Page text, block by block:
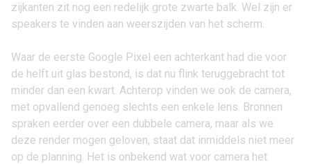
zijkanten zit nog een redelijk grote zwarte balk. Wel zijn er
speakers te vinden aan weerszijden van het scherm.
Waar de eerste Google Pixel een achterkant had die voor
de helft uit glas bestond, is dat nu flink teruggebracht tot
minder dan een kwart. Achterop vinden we ook de camera,
met opvallend genoeg slechts een enkele lens. Bronnen
spraken eerder over een dubbele camera, maar als we
deze render mogen geloven, staat dat inmiddels niet meer
op de planning. Het is onbekend wat voor camera het